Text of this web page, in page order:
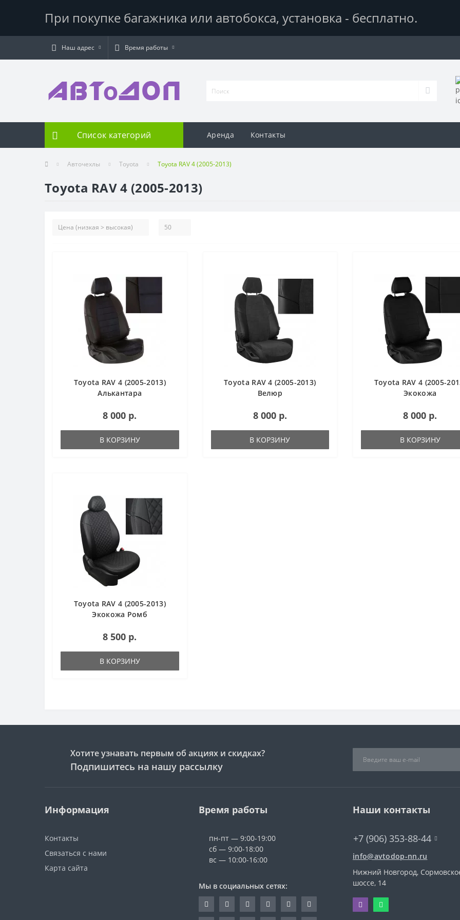
При покупке багажника или автобокса, установка - бесплатно.
Наш адрес Время работы
Список категорий Аренда Контакты
Авточехлы Toyota Toyota RAV 4 (2005-2013)
Toyota RAV 4 (2005-2013)
Toyota RAV 4 (2005-2013)
Алькантара
8 000 р.
В КОРЗИНУ
Toyota RAV 4 (2005-2013)
Велюр
8 000 р.
В КОРЗИНУ
Toyota RAV 4 (2005-
Экокожа
8 000 р.
В КОРЗИНУ
Toyota RAV 4 (2005-2013)
Экокожа Ромб
8 500 р.
В КОРЗИНУ
Хотите узнавать первым об акциях и скидках?
Подпишитесь на нашу рассылку
Информация
Контакты
Связаться с нами
Карта сайта
Время работы
пн-пт — 9:00-19:00
сб — 9:00-18:00
вс — 10:00-16:00
Мы в социальных сетях:
Наши контакты
+7 (906) 353-88-44
info@avtodop-nn.ru
Нижний Новгород,
шоссе, 14